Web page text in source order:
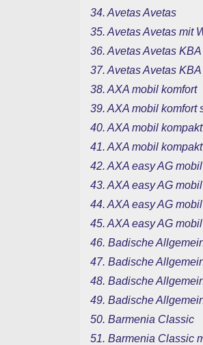
34. Avetas Avetas
35. Avetas Avetas mit
36. Avetas Avetas KBA
37. Avetas Avetas
38. AXA mobil komfort
39. AXA mobil komfort
40. AXA mobil kompakt
41. AXA mobil
42. AXA easy AG
43. AXA easy AG
44. AXA easy AG
45. AXA easy AG
46. Badische
47. Badische
48. Badische
49. Badische
50. Barmenia Classic
51. Barmenia Classic